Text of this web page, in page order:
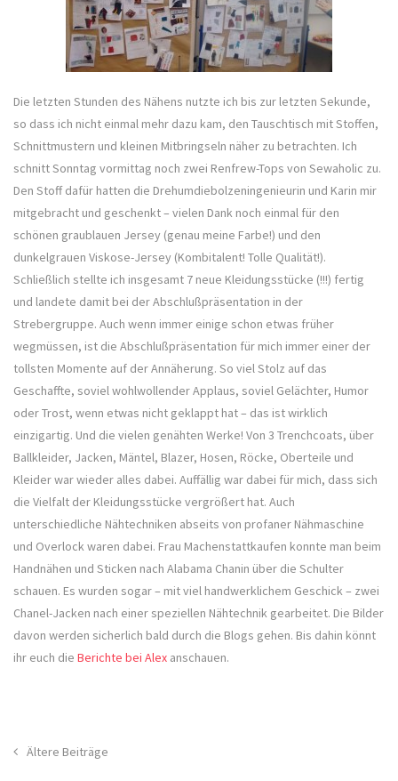
Die letzten Stunden des Nähens nutzte ich bis zur letzten Sekunde,
so dass ich nicht einmal mehr dazu kam, den Tauschtisch mit Stoffen,
Schnittmustern und kleinen Mitbringseln näher zu betrachten. Ich
schnitt Sonntag vormittag noch zwei Renfrew-Tops von Sewaholic zu.
Den Stoff dafür hatten die Drehumdiebolzeningenieurin und Karin mir
mitgebracht und geschenkt – vielen Dank noch einmal für den
schönen graublauen Jersey (genau meine Farbe!) und den
dunkelgrauen Viskose-Jersey (Kombitalent! Tolle Qualität!).
Schließlich stellte ich insgesamt 7 neue Kleidungsstücke (!!!) fertig
und landete damit bei der Abschlußpräsentation in der
Strebergruppe. Auch wenn immer einige schon etwas früher
wegmüssen, ist die Abschlußpräsentation für mich immer einer der
tollsten Momente auf der Annäherung. So viel Stolz auf das
Geschaffte, soviel wohlwollender Applaus, soviel Gelächter, Humor
oder Trost, wenn etwas nicht geklappt hat – das ist wirklich
einzigartig. Und die vielen genähten Werke! Von 3 Trenchcoats, über
Ballkleider, Jacken, Mäntel, Blazer, Hosen, Röcke, Oberteile und
Kleider war wieder alles dabei. Auffällig war dabei für mich, dass sich
die Vielfalt der Kleidungsstücke vergrößert hat. Auch
unterschiedliche Nähtechniken abseits von profaner Nähmaschine
und Overlock waren dabei. Frau Machenstattkaufen konnte man beim
Handnähen und Sticken nach Alabama Chanin über die Schulter
schauen. Es wurden sogar – mit viel handwerklichem Geschick – zwei
Chanel-Jacken nach einer speziellen Nähtechnik gearbeitet. Die Bilder
davon werden sicherlich bald durch die Blogs gehen. Bis dahin könnt
ihr euch die Berichte bei Alex anschauen.
Beitragsnavigation
Ältere Beiträge